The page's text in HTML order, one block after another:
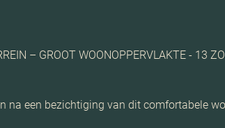
– GROOT WOONOPPERVLAKTE - 13
een bezichtiging van dit comfortabele